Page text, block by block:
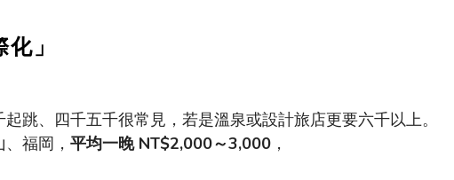
」
跳、四千五千很常見，若是溫泉或設計旅店更要六千以上。
福岡， 平均一晚NT$2,000～3,000 ，